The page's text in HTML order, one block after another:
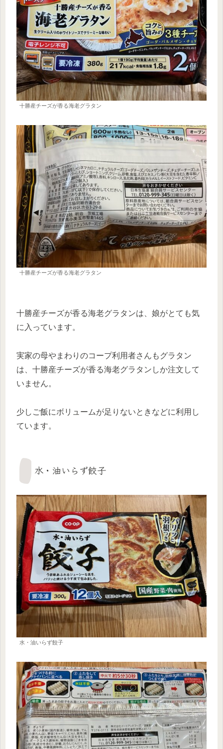
十勝産チーズが香る海老グラタン
十勝産チーズが香る海老グラタン
十勝産チーズが香る海老グラタンは、娘がとても気
に入っています。
実家の母やまわりのコープ利用者さんもグラタン
は、十勝産チーズが香る海老グラタンしか注文して
いません。
少しご飯にボリュームが足りないときなどに利用し
ています。
水・油いらず餃子
水・油いらず餃子